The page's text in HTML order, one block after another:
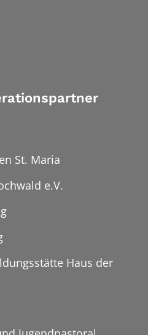
St. Maria
e.V.
Haus der